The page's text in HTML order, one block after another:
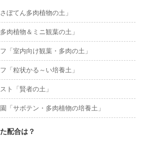
ぼてん多肉植物の土」
肉植物＆ミニ観葉の土」
「室内向け観葉・多肉の土」
「粒状かる～い培養土」
ト「賢者の土」
「サボテン・多肉植物の培養土」
配合は？